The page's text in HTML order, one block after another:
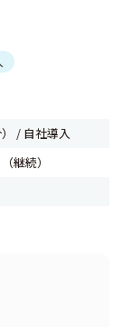
/ 自社導入
継続）